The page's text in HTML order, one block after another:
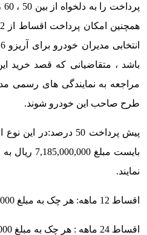
همچنین امکان پرداخت اقساط از 12 تا 60 ماهه وجود دارد.
باشد ، متقاضیانی که قصد خرید
مراجعه به نمایندگی های رسمی
طرح صاحب این خودرو شوند.
پیش پرداخت 50 درصد:
در این
بایست مبلغ
نمایند.
اقساط 12 ماهه: هر چک به مبلغ 675,930,000 ریال
اقساط 24 ماهه : هر چک به مبلغ 376,300,000 ریال